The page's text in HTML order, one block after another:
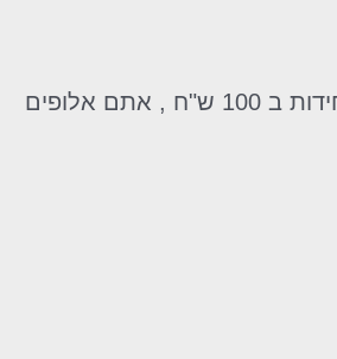
הזמנתי לאישתי ביום הנישואים, לא האמנתי שככה זה יגיע , כל בלוק עטוף בצלופן במבצע של 7 יחידות ב 100 ש"ח , אתם אלופים